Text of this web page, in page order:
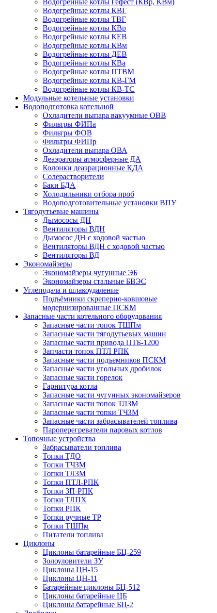
Водогрейные котлы КВГ
Водогрейные котлы ТВГ
Водогрейные котлы КВр
Водогрейные котлы КЕВ
Водогрейные котлы КВм
Водогрейные котлы ДЕВ
Водогрейные котлы КВа
Водогрейные котлы ПТВМ
Водогрейные котлы КВ-ГМ
Водогрейные котлы КВ-ТС
Модульные котельные установки
Водоподготовка котельной
Охладители выпара вакуумные ОВВ
Фильтры ФИПа
Фильтры ФОВ
Фильтры ФИПр
Охладители выпара ОВА
Деаэраторы атмосферные ДА
Колонки деаэрационные КДА
Солерастворители
Баки БДА
Холодильники отбора проб
Водоподготовительные установки ВПУ
Тягодутьевые машины
Дымососы ДН
Вентиляторы ВДН
Дымосос ДН с ходовой частью
Вентиляторы ВДН с ходовой частью
Вентиляторы ВД
Экономайзеры
Экономайзеры чугунные ЭБ
Экономайзеры стальные БВЭС
Углеподача и шлакоудаление
Подъёмники скреперно-ковшовые
модернизированные ПСКМ
Запасные части котельного оборудования
Запасные части топок ТШПм
Запасные части тягодутьевых машин
Запасные части привода ПТБ-1200
Запчасти топок ПТЛ РПК
Запасные части подъемников ПСКМ
Запасные части угольных дробилок
Запасные части горелок
Гарнитура котла
Запасные части чугунных экономайзеров
Запасные части топок ТЛЗМ
Запасные части топки ТЧЗМ
Запасные части забрасывателей топлива
Пароперегреватели паровых котлов
Топочные устройства
Забрасыватели топлива
Топки ТДО
Топки ТЧЗМ
Топки ТЛЗМ
Топки ПТЛ-РПК
Топки ЗП-РПК
Топки ТЛПХ
Топки РПК
Топки ручные ТР
Топки ТШПм
Питатели топлива
Циклоны
Циклоны батарейные БЦ-259
Золоуловители ЗУ
Циклоны ЦН-15
Циклоны ЦН-11
Батарейные циклоны БЦ-512
Циклоны батарейные ЦБ
Циклоны батарейные БЦ-2